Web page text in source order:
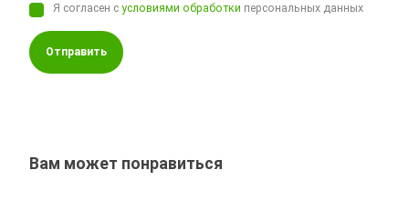
Я согласен сусловиями обработки персональных данных
Отправить
Вам может понравиться